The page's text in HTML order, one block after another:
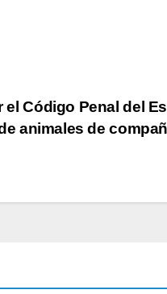
el Código Penal del
animales de